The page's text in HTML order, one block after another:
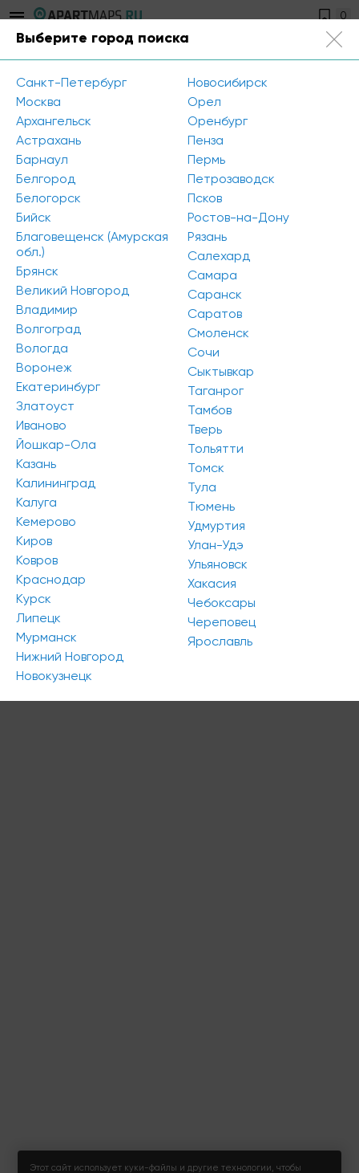
0
Открыть фильтр
Район города: Центральный
Площадь: 30 - 50 кв.м. Класс: A
Класс: B Сбросить все
К сожалению, мы ничего не нашли по вашему
запросу. Попробуйте изменить параметры поиска
Этот сайт использует куки-файлы и другие технологии, чтобы
Выберите город поиска
Санкт-Петербург
Москва
Архангельск
Астрахань
Барнаул
Белгород
Белогорск
Бийск
Благовещенск (Амурская
обл.)
Брянск
Великий Новгород
Владимир
Волгоград
Вологда
Воронеж
Екатеринбург
Златоуст
Иваново
Йошкар-Ола
Казань
Калининград
Калуга
Кемерово
Киров
Ковров
Краснодар
Курск
Липецк
Мурманск
Нижний Новгород
Новокузнецк
Новосибирск
Орел
Оренбург
Пенза
Пермь
Петрозаводск
Псков
Ростов-на-Дону
Рязань
Салехард
Самара
Саранск
Саратов
Смоленск
Сочи
Сыктывкар
Таганрог
Тамбов
Тверь
Тольятти
Томск
Тула
Тюмень
Удмуртия
Улан-Удэ
Ульяновск
Хакасия
Чебоксары
Череповец
Ярославль